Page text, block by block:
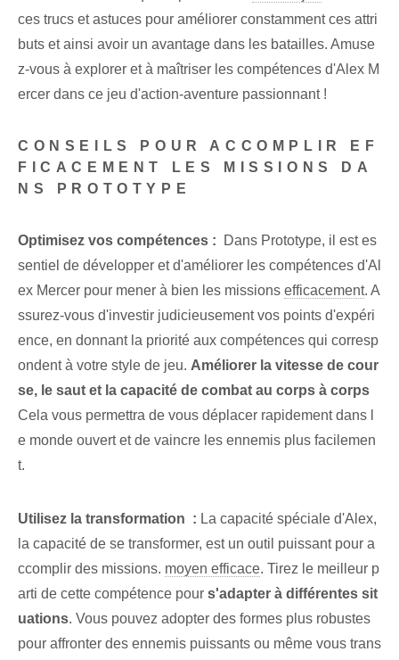
ces trucs et astuces pour améliorer constamment ces attri
buts et ainsi avoir un avantage dans les batailles. Amuse
z-vous à explorer et à maîtriser les compétences d'Alex M
ercer dans ce jeu d'action-aventure passionnant !
CONSEILS POUR ACCOMPLIR EF
FICACEMENT LES MISSIONS DA
NS PROTOTYPE
Optimisez vos compétences : ⁤ Dans Prototype, il est es
sentiel de développer et d'améliorer les compétences d'Al
ex Mercer pour mener à bien les missions⁤ efficacement.⁢ A
ssurez-vous d'investir judicieusement vos ‌points d'expéri
ence, en donnant la priorité aux compétences qui corresp
ondent‍ à votre style de jeu. Améliorer la vitesse de cour
se, le saut et la capacité de combat au corps à corps
Cela vous permettra de vous déplacer rapidement dans l
e monde ouvert et de vaincre les ennemis plus facilemen
t.
Utilisez la transformation ⁢ : La capacité spéciale d'Alex,
la capacité de se transformer, est un outil puissant pour a
ccomplir des missions. moyen efficace. Tirez le meilleur p
arti de cette compétence⁢ pour s'adapter à différentes sit
uations. Vous pouvez adopter des formes plus robustes
pour affronter des ennemis puissants ou même vous trans